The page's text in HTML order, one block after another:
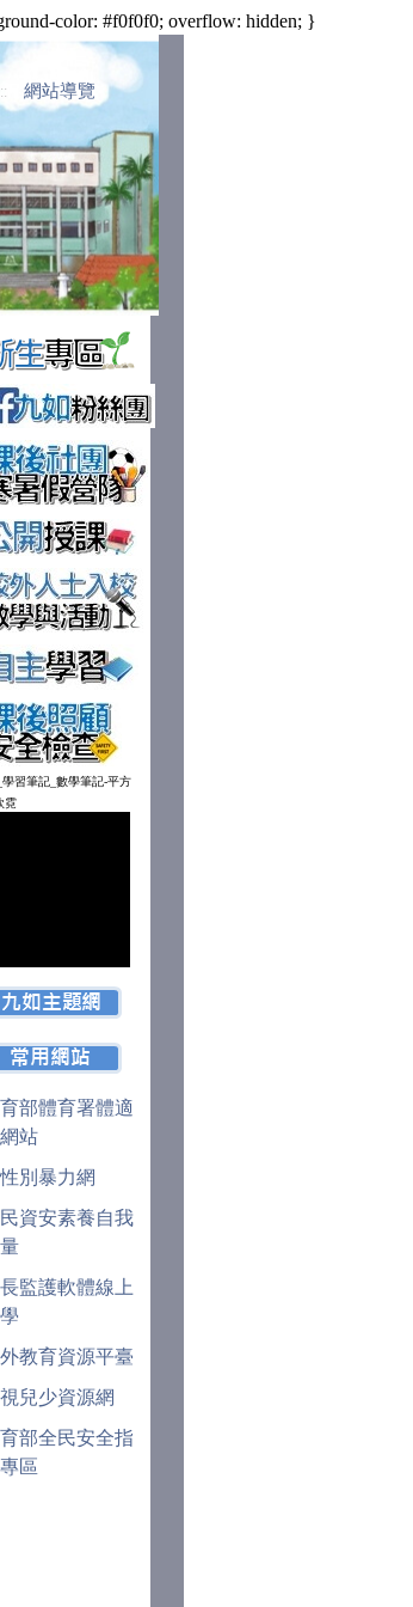
color: #f0f0f0; overflow: hidden; }
網站導覽
學習筆記_數學筆記-平方
霓
部體育署體適
站
別暴力網
資安素養自我
監護軟體線上
教育資源平臺
兒少資源網
部全民安全指
區